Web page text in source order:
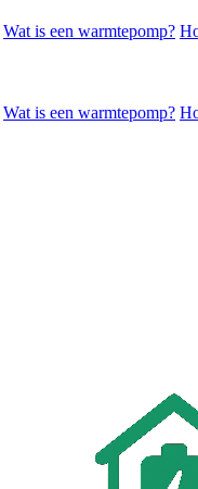
Wat is een warmtepomp?
Wat is een warmtepomp?